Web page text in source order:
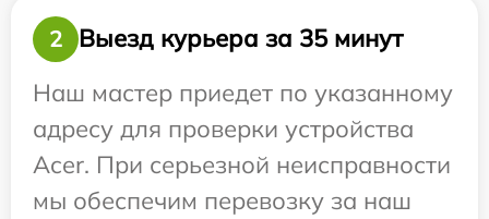
2
Выезд курьера за 35 минут
Наш мастер приедет по указанному
адресу для проверки устройства
Acer. При серьезной неисправности
мы обеспечим перевозку за наш